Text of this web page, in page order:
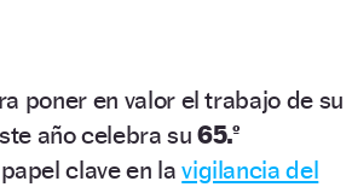
poner en valor el trabajo de su
año celebra su65.º
clave en lavigilancia del